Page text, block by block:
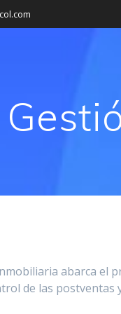
abarca el
de las